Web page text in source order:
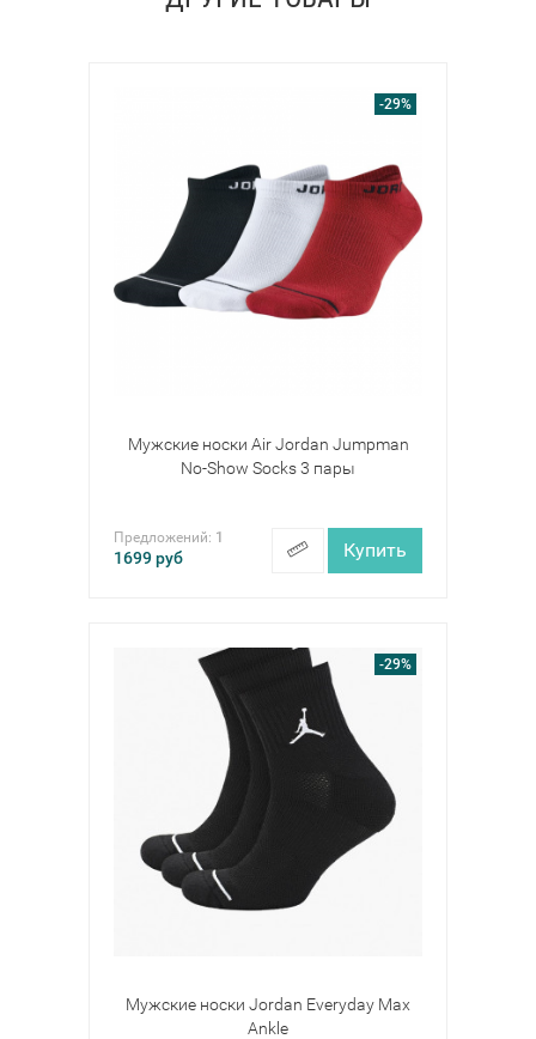
-29%
Мужские носки Air Jordan Jumpman
No-Show Socks 3 пары
Предложений: 1
1699руб Купить
-29%
Мужские носки Jordan Everyday Max
Ankle